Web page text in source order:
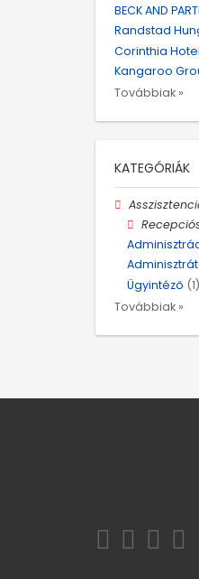
BECK AND
Randstad
Corinthia
Kangaroo
Továbbiak »
KATEGÓRIÁK
Ügyintéző (1)
Továbbiak »